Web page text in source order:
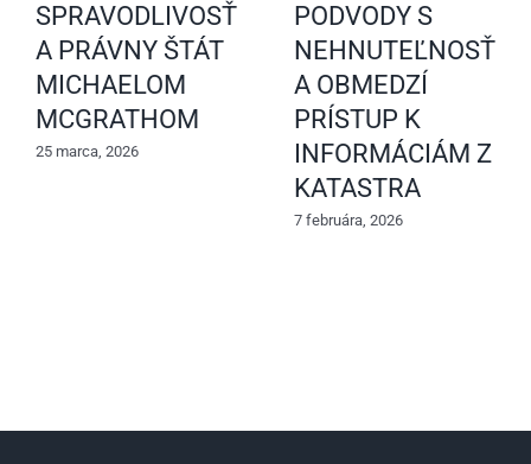
SPRAVODLIVOSŤ
A PRÁVNY ŠTÁT
MICHAELOM
MCGRATHOM
25 marca, 2026
PODVODY S
A OBMEDZÍ
PRÍSTUP K
INFORMÁCIÁM Z
KATASTRA
7 februára, 2026